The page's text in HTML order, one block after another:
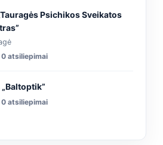
Psichikos Sveikatos
0 atsiliepimai
„Baltoptik”
0 atsiliepimai